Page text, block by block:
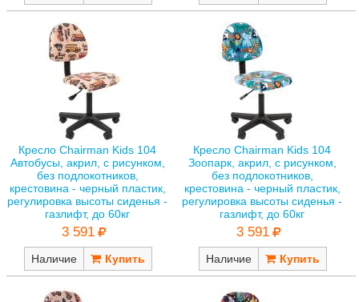
Кресло Chairman Kids 104
Автобусы, акрил, с рисунком,
без подлокотников,
крестовина - черный пластик,
регулировка высоты сиденья -
газлифт, до 60кг
3 591
Наличие
Кресло Chairman Kids 104
Зоопарк, акрил, с рисунком,
без подлокотников,
крестовина - черный пластик,
регулировка высоты сиденья -
газлифт, до 60кг
3 591
Наличие